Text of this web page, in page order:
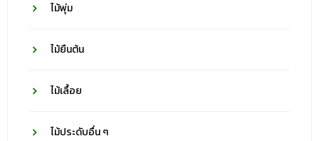
ไม้พุ่ม
ไม้ยืนต้น
ไม้เลื้อย
ไม้ประดับอื่น ๆ